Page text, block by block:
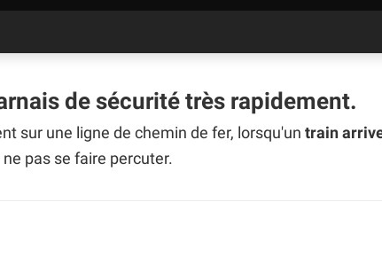
de sécurité très rapidement.
sur une ligne de chemin de fer, lorsqu'un train
pas se faire percuter.